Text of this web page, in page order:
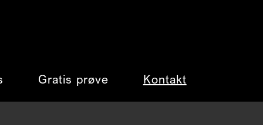
Gratis prøve Kontakt